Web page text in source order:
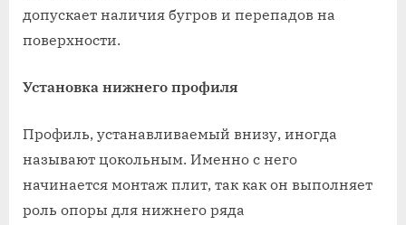
допускает наличия бугров и перепадов на
поверхности.
Установка нижнего профиля
Профиль, устанавливаемый внизу, иногда
называют цокольным. Именно с него
начинается монтаж плит, так как он выполняет
роль опоры для нижнего ряда